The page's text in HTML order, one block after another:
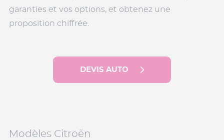
garanties et vos options, et obtenez une
proposition chiffrée.
DEVIS AUTO
Modèles Citroën